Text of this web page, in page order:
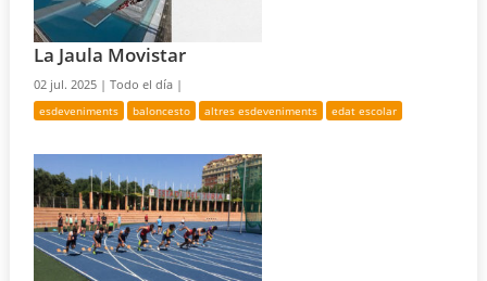
La Jaula Movistar
02 jul. 2025 |Todo el día |
esdeveniments baloncesto altres esdeveniments edat escolar